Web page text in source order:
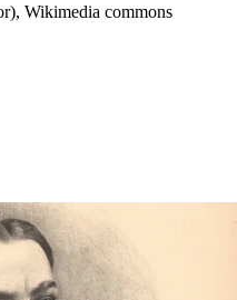
Wikimedia commons